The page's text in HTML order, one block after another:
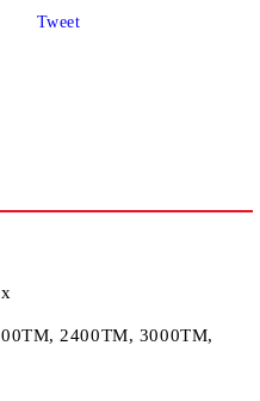
Tweet
2400TM, 3000TM,